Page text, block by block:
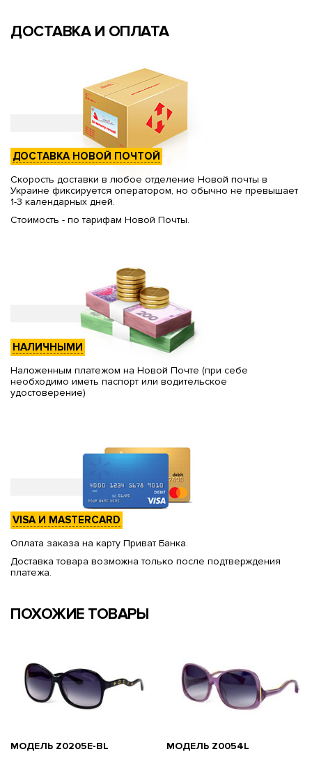
ДОСТАВКА И ОПЛАТА
ДОСТАВКА НОВОЙ ПОЧТОЙ
Скорость доставки в любое отделение Новой почты в
Украине фиксируется оператором, но обычно не превышает
1-3 календарных дней.
Стоимость - по тарифам Новой Почты.
НАЛИЧНЫМИ
Наложенным платежом на Новой Почте (при себе
необходимо иметь паспорт или водительское
удостоверение)
VISA И MASTERCARD
Оплата заказа на карту Приват Банка.
Доставка товара возможна только после подтверждения
платежа.
ПОХОЖИЕ ТОВАРЫ
МОДЕЛЬ Z0205E-BL МОДЕЛЬ Z0054L